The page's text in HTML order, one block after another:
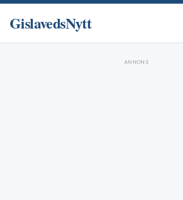
GislavedsNytt
ANNONS